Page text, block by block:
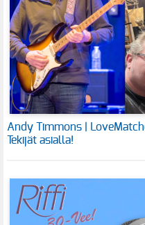
Andy Timmons |
Tekijät asialla!